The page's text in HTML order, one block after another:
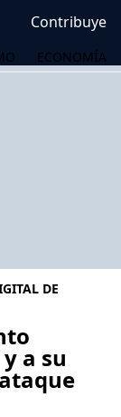
Contribuye
ECONOMÍA
DE
a su